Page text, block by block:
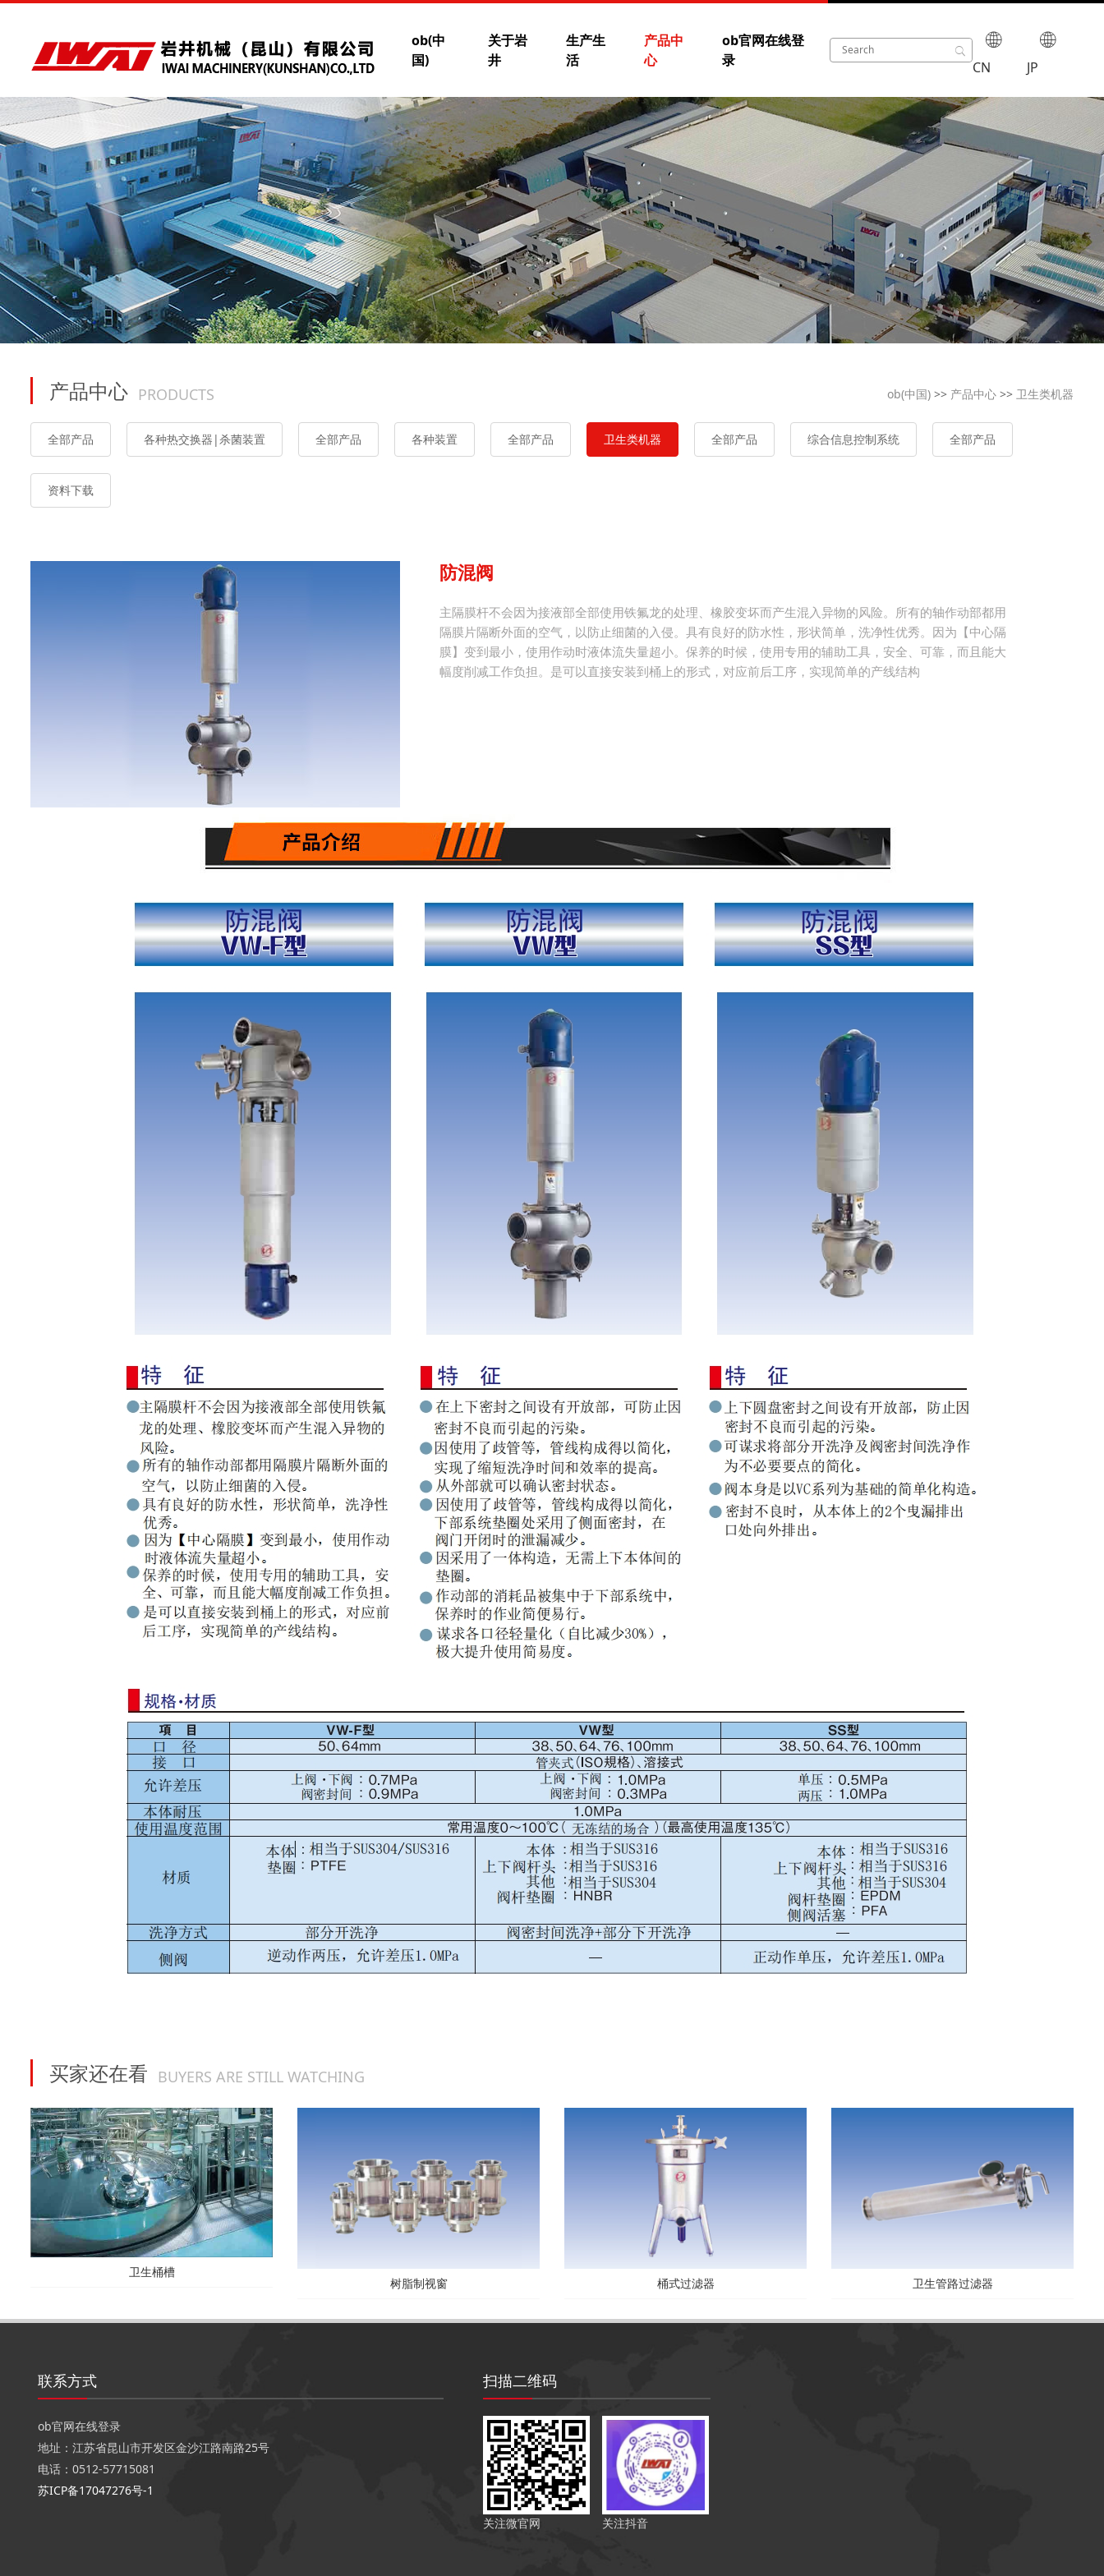
ob(中
国)
关于岩
井
生产生
活
产品中
心
ob官网在线登
录
CN JP
产品中心 PRODUCTS ob(中国) >> 产品中心 >> 卫生类机器
全部产品 各种热交换器|杀菌装置 全部产品 各种装置 全部产品 卫生类机器 全部产品 综合信息控制系统 全部产品
资料下载
防混阀
主隔膜杆不会因为接液部全部使用铁氟龙的处理、橡胶变坏而产生混入异物的风险。所有的轴作动部都用
隔膜片隔断外面的空气，以防止细菌的入侵。具有良好的防水性，形状简单，洗净性优秀。因为【中心隔
膜】变到最小，使用作动时液体流失量超小。保养的时候，使用专用的辅助工具，安全、可靠，而且能大
幅度削减工作负担。是可以直接安装到桶上的形式，对应前后工序，实现简单的产线结构
买家还在看 BUYERS ARE STILL WATCHING
卫生桶槽
树脂制视窗 桶式过滤器 卫生管路过滤器
联系方式
ob官网在线登录
地址：江苏省昆山市开发区金沙江路南路25号
电话：0512-57715081
苏ICP备17047276号-1
扫描二维码
关注微官网 关注抖音